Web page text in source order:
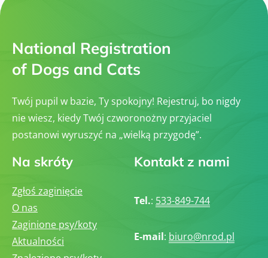
National Registration
of Dogs and Cats
Twój pupil w bazie, Ty spokojny! Rejestruj, bo nigdy
nie wiesz, kiedy Twój czworonożny przyjaciel
postanowi wyruszyć na „wielką przygodę”.
Na skróty
Zgłoś zaginięcie
O nas
Zaginione psy/koty
Aktualności
Kontakt z nami
Tel.: 533-849-744
E-mail: biuro@nrod.pl